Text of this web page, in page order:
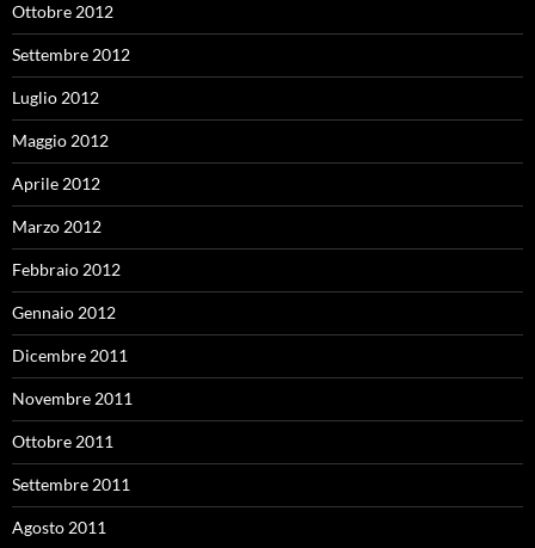
Ottobre 2012
Settembre 2012
Luglio 2012
Maggio 2012
Aprile 2012
Marzo 2012
Febbraio 2012
Gennaio 2012
Dicembre 2011
Novembre 2011
Ottobre 2011
Settembre 2011
Agosto 2011